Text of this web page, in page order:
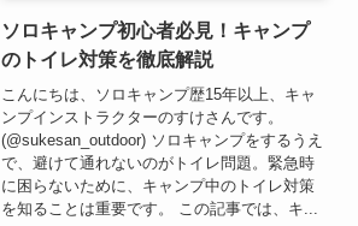
ソロキャンプ初心者必見！キャンプ
のトイレ対策を徹底解説
こんにちは、ソロキャンプ歴15年以上、キャ
ンプインストラクターのすけさんです。
(@sukesan_outdoor) ソロキャンプをするうえ
で、避けて通れないのがトイレ問題。緊急時
に困らないために、キャンプ中のトイレ対策
を知ることは重要です。 この記事では、キ...